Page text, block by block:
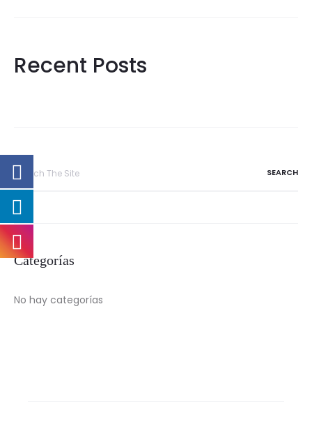
Recent Posts
Search
for:
Categorías
No hay categorías